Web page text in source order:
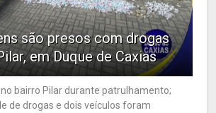
são presos com drogas
em Duque de Caxias
bairro Pilar durante patrulhamento;
de drogas e dois veículos foram